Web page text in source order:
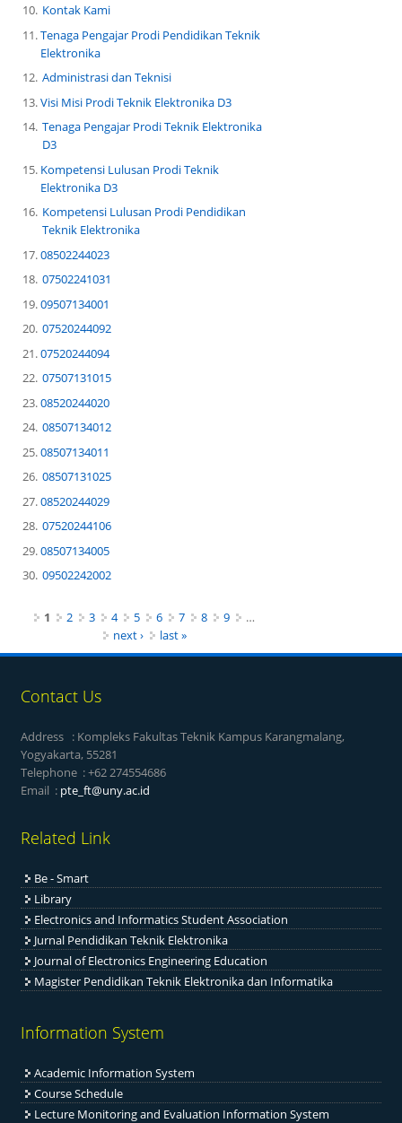
Kontak Kami
Tenaga Pengajar Prodi Pendidikan Teknik
Elektronika
Administrasi dan Teknisi
Visi Misi Prodi Teknik Elektronika D3
Tenaga Pengajar Prodi Teknik Elektronika
D3
Kompetensi Lulusan Prodi Teknik
Elektronika D3
Kompetensi Lulusan Prodi Pendidikan
Teknik Elektronika
08502244023
07502241031
09507134001
07520244092
07520244094
07507131015
08520244020
08507134012
08507134011
08507131025
08520244029
07520244106
08507134005
09502242002
Pages
1 2 3 4 5 6 7 8 9
…
next ›
last »
Contact Us
Address : Kompleks Fakultas Teknik Kampus Karangmalang,
Yogyakarta, 55281
Telephone : +62 274554686
Email : pte_ft@uny.ac.id
Related Link
Be - Smart
Library
Electronics and Informatics Student Association
Jurnal Pendidikan Teknik Elektronika
Journal of Electronics Engineering Education
Magister Pendidikan Teknik Elektronika dan Informatika
Information System
Academic Information System
Course Schedule
Lecture Monitoring and Evaluation Information System